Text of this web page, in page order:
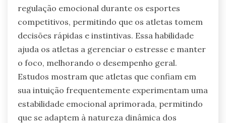
regulação emocional durante os esportes
competitivos, permitindo que os atletas tomem
decisões rápidas e instintivas. Essa habilidade
ajuda os atletas a gerenciar o estresse e manter
o foco, melhorando o desempenho geral.
Estudos mostram que atletas que confiam em
sua intuição frequentemente experimentam uma
estabilidade emocional aprimorada, permitindo
que se adaptem à natureza dinâmica dos